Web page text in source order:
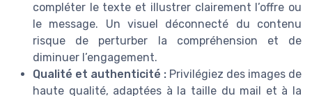
compléter le texte et illustrer clairement l’offre ou
le message. Un visuel déconnecté du contenu
risque de perturber la compréhension et de
diminuer l’engagement.
Qualité et authenticité : Privilégiez des images de
haute qualité, adaptées à la taille du mail et à la